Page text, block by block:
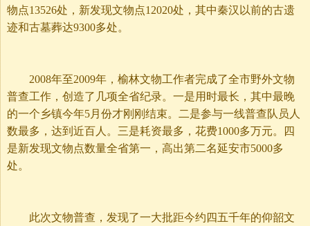
物点13526处，新发现文物点12020处，其中秦汉以前的古遗
迹和古墓葬达9300多处。
2008年至2009年，榆林文物工作者完成了全市野外文物
普查工作，创造了几项全省纪录。一是用时最长，其中最晚
的一个乡镇今年5月份才刚刚结束。二是参与一线普查队员人
数最多，达到近百人。三是耗资最多，花费1000多万元。四
是新发现文物点数量全省第一，高出第二名延安市5000多
处。
此次文物普查，发现了一大批距今约四五千年的仰韶文